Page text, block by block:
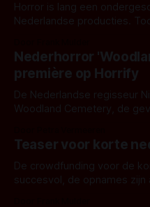
Horror is lang een
Nederlandse producties.
pilotaflevering van voor de
Nachten door regisseur Niels
kinderserie SL👻PELOZE
aflevering een afzonderlijk
Nederhorror
première op Horrify
De Nederlandse regisseur
Woodland Cemetery, de
Teaser voor korte
De crowdfunding voor de
succesvol, de opnames zijn